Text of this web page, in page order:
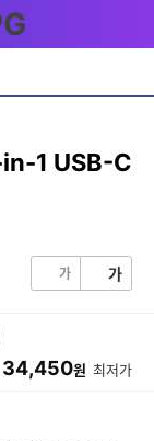
in-1 USB-C
가 가
34,450원 최저가